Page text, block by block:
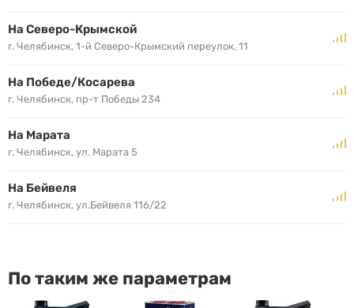
На Северо-Крымской
г. Челябинск, 1-й Северо-Крымский переулок, 11
На Победе/Косарева
г. Челябинск, пр-т Победы 234
На Марата
г. Челябинск, ул. Марата 5
На Бейвеля
г. Челябинск, ул.Бейвеля 116/22
По таким же параметрам